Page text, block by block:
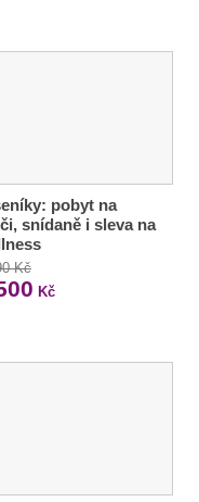
pobyt na
snídaně i sleva na
Kč
Kč